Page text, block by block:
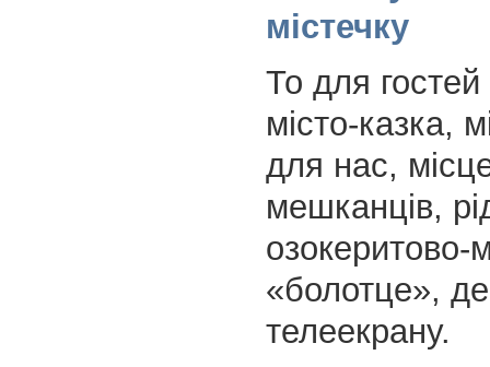
містечку
То для гостей
місто-казка,
для нас,
мешканців,
озокеритово-
«болотце»,
телеекрану.